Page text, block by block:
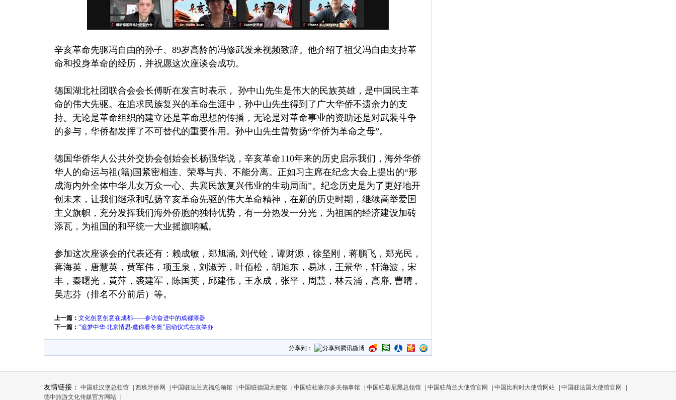
辛亥革命先驱冯自由的孙子、89岁高龄的冯修武发来视频致辞。他介绍了祖父冯自由支持革
命和投身革命的经历，并祝愿这次座谈会成功。
德国湖北社团联合会会长傅昕在发言时表示， 孙中山先生是伟大的民族英雄，是中国民主革
命的伟大先驱。在追求民族复兴的革命生涯中，孙中山先生得到了广大华侨不遗余力的支
持。无论是革命组织的建立还是革命思想的传播，无论是对革命事业的资助还是对武装斗争
的参与，华侨都发挥了不可替代的重要作用。孙中山先生曾赞扬“华侨为革命之母”。
德国华侨华人公共外交协会创始会长杨强华说，辛亥革命110年来的历史启示我们，海外华侨
华人的命运与祖(籍)国紧密相连、荣辱与共、不能分离。正如习主席在纪念大会上提出的“形
成海内外全体中华儿女万众一心、共襄民族复兴伟业的生动局面”。纪念历史是为了更好地开
创未来，让我们继承和弘扬辛亥革命先驱的伟大革命精神，在新的历史时期，继续高举爱国
主义旗帜，充分发挥我们海外侨胞的独特优势，有一分热发一分光，为祖国的经济建设加砖
添瓦，为祖国的和平统一大业摇旗呐喊。
参加这次座谈会的代表还有：赖成敏，郑旭涵, 刘代铨，谭财源，徐坚刚，蒋鹏飞，郑光民，
蒋海英，唐慧英，黄军伟，项玉泉，刘淑芳，叶佰松，胡旭东，易冰，王景华，轩海波，宋
丰，秦曙光，黄萍，裘建军，陈国英，邱建伟，王永成，张平，周慧，林云涌，高扉, 曹晴 ,
吴志芬（排名不分前后）等。
上一篇： 文化创意创意在成都——参访奋进中的成都漆器
下一篇： “追梦中华‧北京情思‧邀你看冬奥”启动仪式在京举办
分享到：
友情链接： 中国驻汉堡总领馆 西班牙侨网 中国驻法兰克福总领馆 中国驻德国大使馆 中国驻杜塞尔多夫领事馆 中国驻慕尼黑总领馆 中国驻荷兰大使馆官网 中国比利时大使馆网站 中国驻法国大使馆官网
德中旅游文化传媒官方网站